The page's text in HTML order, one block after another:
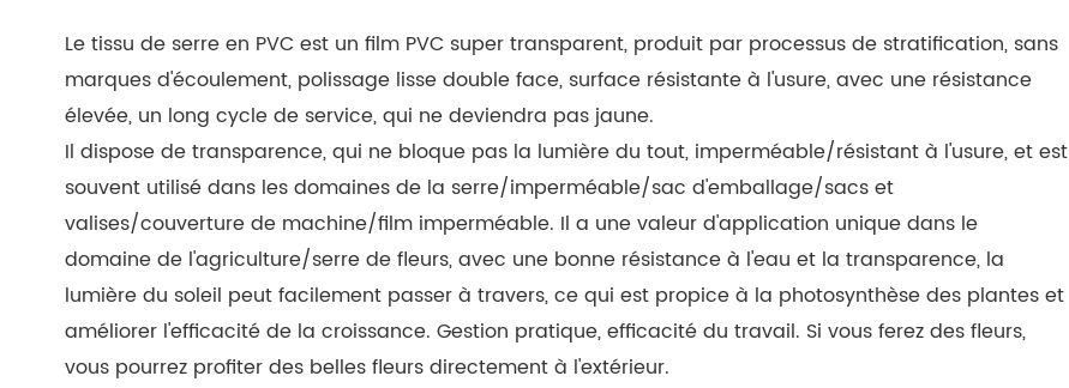
Le tissu de serre en PVC est un film PVC super transparent, produit par processus de stratification, sans
marques d'écoulement, polissage lisse double face, surface résistante à l'usure, avec une résistance
élevée, un long cycle de service, qui ne deviendra pas jaune.
Il dispose de transparence, qui ne bloque pas la lumière du tout, imperméable/résistant à l'usure, et est
souvent utilisé dans les domaines de la serre/imperméable/sac d'emballage/sacs et
valises/couverture de machine/film imperméable. Il a une valeur d'application unique dans le
domaine de l'agriculture/serre de fleurs, avec une bonne résistance à l'eau et la transparence, la
lumière du soleil peut facilement passer à travers, ce qui est propice à la photosynthèse des plantes et
améliorer l'efficacité de la croissance. Gestion pratique, efficacité du travail. Si vous ferez des fleurs,
vous pourrez profiter des belles fleurs directement à l'extérieur.